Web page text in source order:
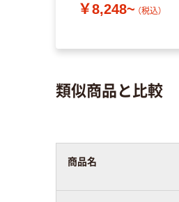
￥8,248~ （税込）
類似商品と比較
商品名